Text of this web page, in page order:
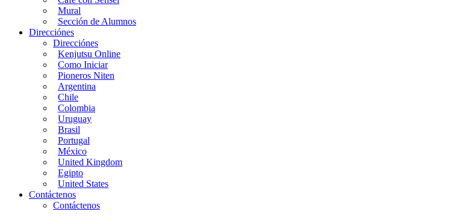
Mural
Sección de Alumnos
Direcciónes
Direcciónes
Kenjutsu Online
Como Iniciar
Pioneros Niten
Argentina
Chile
Colombia
Uruguay
Brasil
Portugal
México
United Kingdom
Egipto
United States
Contáctenos
Contáctenos